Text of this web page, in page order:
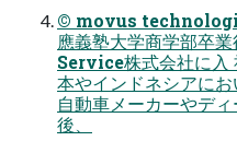
© movus
應義塾⼤学商学部卒
Service株式会社に⼊
本やインドネシアに
⾃動⾞メーカーやデ
後、